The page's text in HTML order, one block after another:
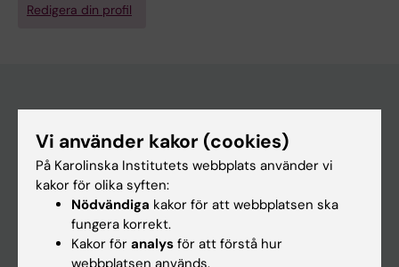
Redigera din profil
Huvudmeny
Utbildning
Forskarutbildning
Forskning
Vi använder kakor (cookies)
På Karolinska Institutets webbplats använder vi
kakor för olika syften:
Nödvändiga kakor för att webbplatsen ska
fungera korrekt.
Kakor för analys för att förstå hur
webbplatsen används.